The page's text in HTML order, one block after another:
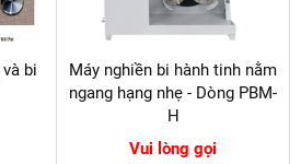
bi
Máy nghiền bi hành tinh nằm
ngang hạng nhẹ - Dòng PBM-
H
Vui lòng gọi